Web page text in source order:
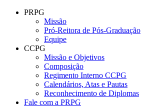
Conteúdo principal
PRPG
Missão
Pró-Reitora de Pós-Graduação
Equipe
CCPG
Missão e Objetivos
Composição
Regimento Interno CCPG
Calendários, Atas e Pautas
Reconhecimento de Diplomas
Fale com a PRPG